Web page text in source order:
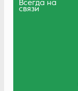
Всегда на
связи